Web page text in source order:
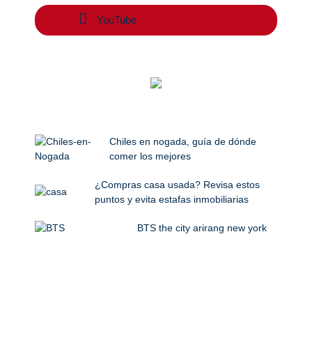
YouTube
Chiles en nogada, guía de dónde
comer los mejores
¿Compras casa usada? Revisa estos
puntos y evita estafas inmobiliarias
BTS the city arirang new york